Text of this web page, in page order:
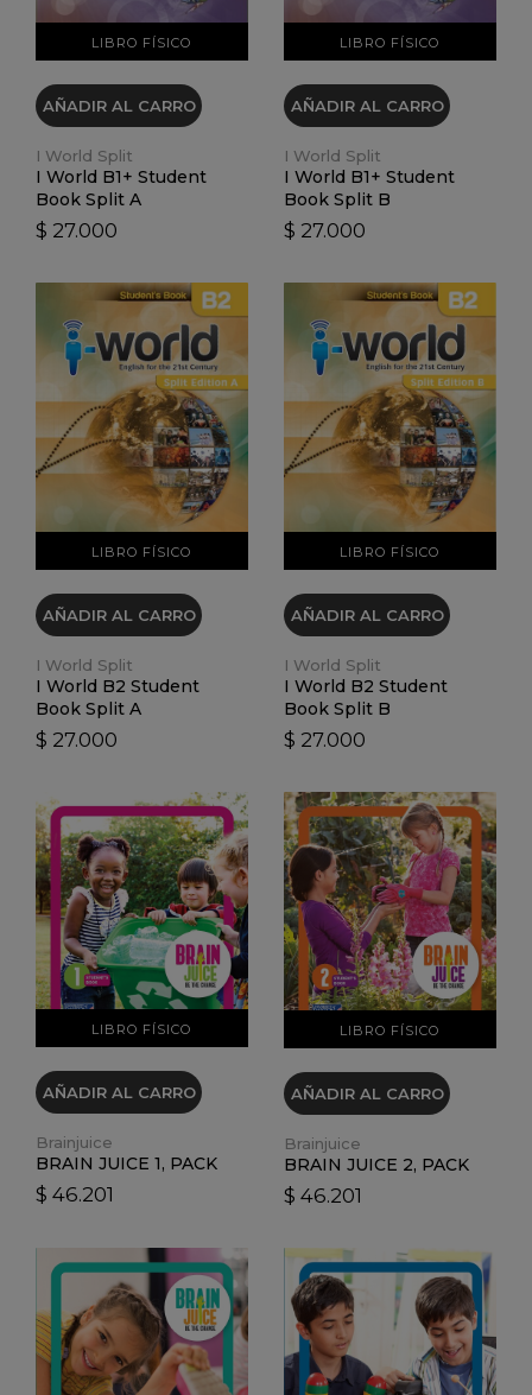
LIBRO FÍSICO
AÑADIR AL CARRO
I World Split
I World B1+ Student
Book Split A
$ 27.000
LIBRO FÍSICO
AÑADIR AL CARRO
I World Split
I World B1+ Student
Book Split B
$ 27.000
LIBRO FÍSICO
VER DETALLES
AÑADIR AL CARRO
I World Split
I World B2 Student
Book Split A
$ 27.000
LIBRO FÍSICO
VER DETALLES
AÑADIR AL CARRO
I World Split
I World B2 Student
Book Split B
$ 27.000
LIBRO FÍSICO
VER DETALLES
AÑADIR AL CARRO
Brainjuice
BRAIN JUICE 1, PACK
$ 46.201
LIBRO FÍSICO
VER DETALLES
AÑADIR AL CARRO
Brainjuice
BRAIN JUICE 2, PACK
$ 46.201
VER DETALLES VER DETALLES